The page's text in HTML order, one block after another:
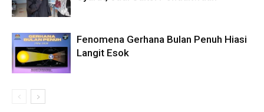
Fenomena Gerhana Bulan Penuh Hiasi
Langit Esok